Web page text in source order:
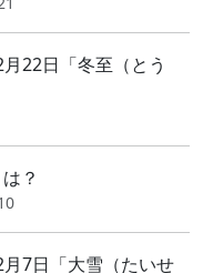
22日「冬至（とう
？
7日「大雪（たいせ